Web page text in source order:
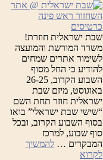
כרטיסים
שבת ישראלית חוזרת!
משרד המורשת והמועצה
לשימור אתרים שמחים
להודיע כי החל מסוף
השבוע הקרוב, 26-25
באוגוסט, מיזם שבת
ישראלית חוזר תחת השם
“שישי שבת ישראלי” בואו
בסוף השבוע הקרוב, ובכל
סוף שבוע, למרכז
המבקרים … להמשיך
לקרוא